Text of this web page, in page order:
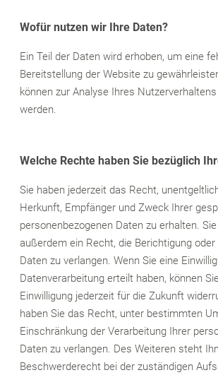
Wofür nutzen wir Ihre Daten?
Ein Teil der Daten wird erhoben, um eine
Bereitstellung der Website zu
können zur Analyse Ihres
werden.
Welche Rechte haben Sie bezüglich
Sie haben jederzeit das Recht,
Herkunft, Empfänger und Zweck Ihrer
personenbezogenen Daten zu erhalten.
außerdem ein Recht, die Berichtigung
Daten zu verlangen. Wenn Sie eine
Datenverarbeitung erteilt haben, können
Einwilligung jederzeit für die Zukunft
haben Sie das Recht, unter bestimmten
Einschränkung der Verarbeitung Ihrer
Daten zu verlangen. Des Weiteren steht
Beschwerderecht bei der zuständigen